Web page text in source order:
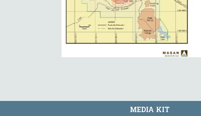
MEDIA KIT